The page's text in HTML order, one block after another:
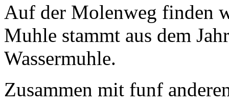
Auf der Molenweg finden
Muhle stammt aus dem
Wassermuhle.
Zusammen mit funf